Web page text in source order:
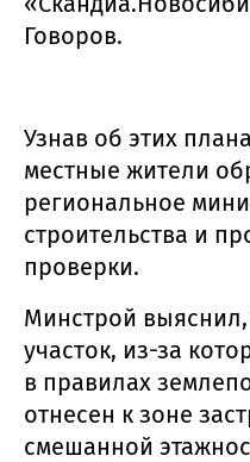
Говоров.
Узнав об этих
местные жители
региональное
строительства и
проверки.
Минстрой
участок, из-за
в правилах
отнесен к зоне
смешанной